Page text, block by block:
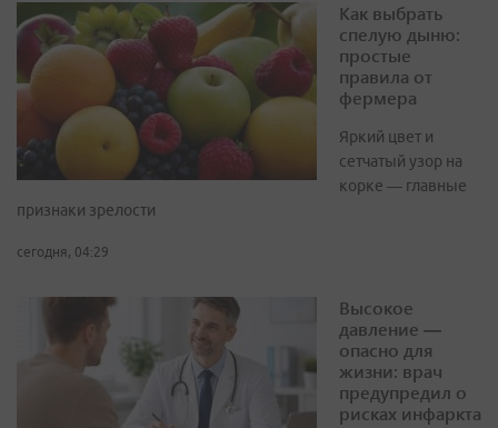
Как выбрать
спелую дыню:
простые
правила от
фермера
Яркий цвет и
сетчатый узор на
корке — главные
признаки зрелости
сегодня, 04:29
Высокое
давление —
опасно для
жизни: врач
предупредил о
рисках инфаркта